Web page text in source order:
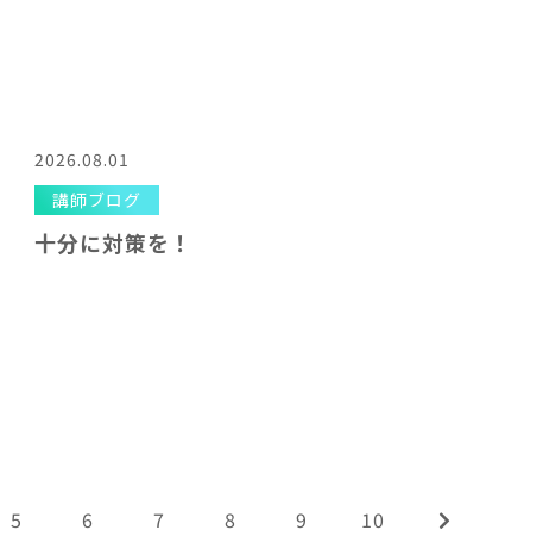
2026.08.01
講師ブログ
十分に対策を！
5 6 7 8 9 10